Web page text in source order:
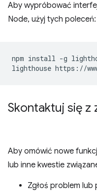
Aby wypróbować
Node, użyj tych poleceń:
npm install -g
Skontaktuj się z
Aby omówić nowe
lub inne kwestie
Zgłoś problem lub